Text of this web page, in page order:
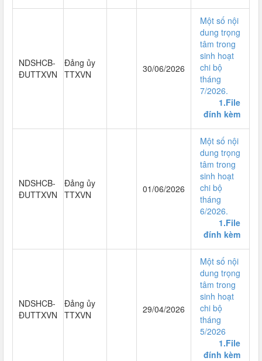
NDSHCB-
ĐUTTXVN
Đảng ủy
TTXVN
30/06/2026
Một số nội
dung trọng
tâm trong
sinh hoạt
chi bộ
tháng
7/2026.
1.File
đính kèm
NDSHCB-
ĐUTTXVN
Đảng ủy
TTXVN
01/06/2026
Một số nội
dung trọng
tâm trong
sinh hoạt
chi bộ
tháng
6/2026.
1.File
đính kèm
NDSHCB-
ĐUTTXVN
Đảng ủy
TTXVN
29/04/2026
Một số nội
dung trọng
tâm trong
sinh hoạt
chi bộ
tháng
5/2026
1.File
đính kèm